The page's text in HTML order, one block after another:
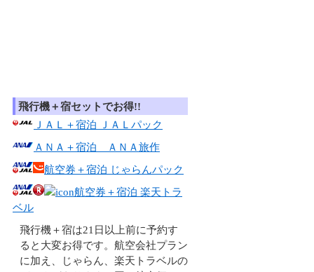
飛行機＋宿セットでお得!!
ＪＡＬ＋宿泊 ＪＡＬパック
ＡＮＡ＋宿泊 ＡＮＡ旅作
航空券＋宿泊 じゃらんパック
航空券＋宿泊 楽天トラ
ベル
飛行機＋宿は21日以上前に予約す
ると大変お得です。航空会社プラン
に加え、じゃらん、楽天トラベルの